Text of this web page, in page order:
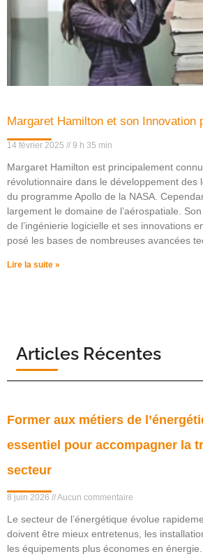
Margaret Hamilton et son Innovation
14 février 2025 9 h 35 min
Margaret Hamilton est principalement
révolutionnaire dans le développement des
du programme Apollo de la NASA.
largement le domaine de l’aérospatiale.
de l’ingénierie logicielle et ses innovations
posé les bases de nombreuses avancées
Lire la suite »
Articles Récentes
Former aux métiers de
essentiel pour accompagner la
secteur
8 juin 2026 Aucun commentaire
Le secteur de l’énergétique évolue
doivent être mieux entretenus, les
les équipements plus économes en